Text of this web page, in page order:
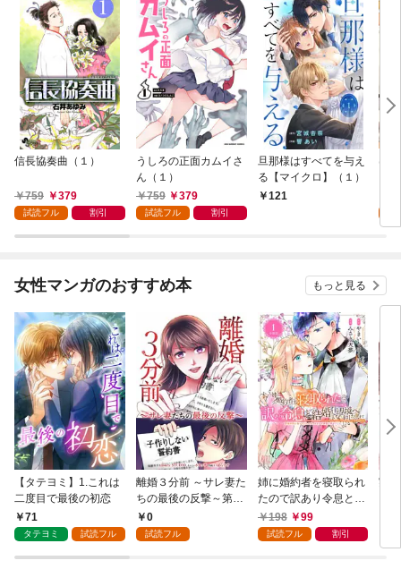
信長協奏曲（１）
759 379
試読フル 割引
うしろの正面カムイさ
ん（１）
759
379
試読フル 割引
旦那様はすべてを与え
る【マイクロ】（１）
121
は
女性マンガのおすすめ本 もっと見る
【タテヨミ】1.これは
二度目で最後の初恋
71
タテヨミ 試読フル
離婚３分前 ～サレ妻た
ちの最後の反撃～第1
話0
試読フル
姉に婚約者を寝取られ
たので訳あり令息と結
婚して辺境へと向かい
ます ～苦労の先に待っ
198 99
試読フル 割引
実